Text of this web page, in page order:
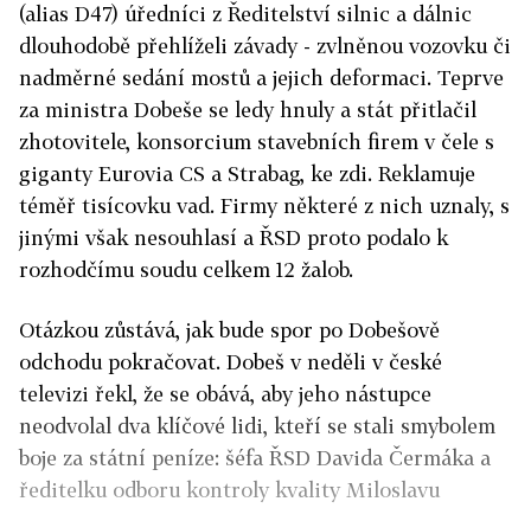
(alias D47) úředníci z Ředitelství silnic a dálnic
dlouhodobě přehlíželi závady - zvlněnou vozovku či
nadměrné sedání mostů a jejich deformaci. Teprve
za ministra Dobeše se ledy hnuly a stát přitlačil
zhotovitele, konsorcium stavebních firem v čele s
giganty Eurovia CS a Strabag, ke zdi. Reklamuje
téměř tisícovku vad. Firmy některé z nich uznaly, s
jinými však nesouhlasí a ŘSD proto podalo k
rozhodčímu soudu celkem 12 žalob.
Otázkou zůstává, jak bude spor po Dobešově
odchodu pokračovat. Dobeš v neděli v české
televizi řekl, že se obává, aby jeho nástupce
neodvolal dva klíčové lidi, kteří se stali smybolem
boje za státní peníze: šéfa ŘSD Davida Čermáka a
ředitelku odboru kontroly kvality Miloslavu